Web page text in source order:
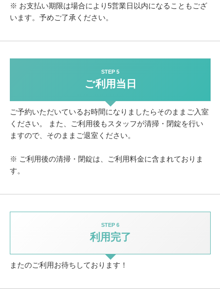
※ お支払い期限は場合により5営業日以内になることもござ
います。予めご了承ください。
STEP 5
ご利用当日
ご予約いただいているお時間になりましたらそのままご入室
ください。
また、ご利用後もスタッフが清掃・閉錠を行い
ますので、そのままご退室ください。
※ ご利用後の清掃・閉錠は、ご利用料金に含まれておりま
す。
STEP 6
利用完了
またのご利用お待ちしております！